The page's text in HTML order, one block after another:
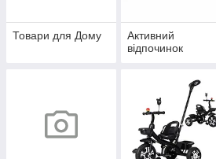
Товари для Дому
Активний
відпочинок